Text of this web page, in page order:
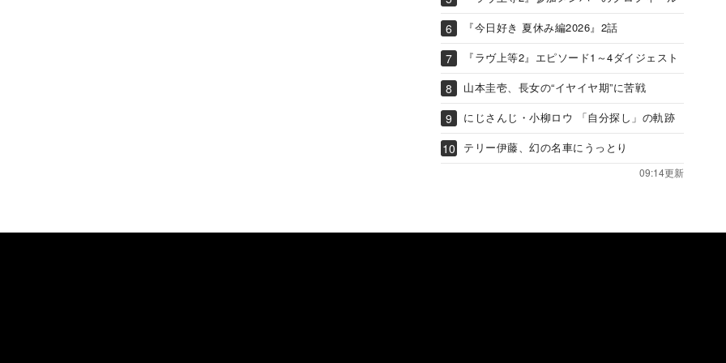
『今日好き 夏休み編2026』2話
『ラヴ上等2』エピソード1～4ダイジェスト
山本圭壱、長女の“イヤイヤ期”に苦戦
にじさんじ・小柳ロウ 「自分探し」の軌跡
テリー伊藤、幻の名車にうっとり
09:14更新